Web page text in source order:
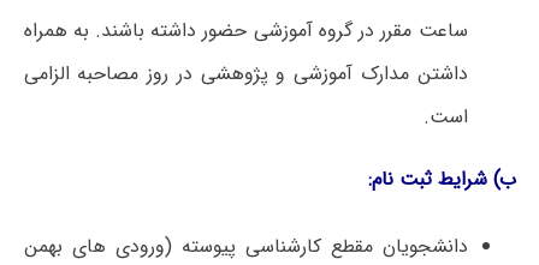
ساعت مقرر در گروه آموزشی حضور داشته باشند. به همراه
داشتن مدارک آموزشی و پژوهشی در روز مصاحبه الزامی
است.
ب) شرایط ثبت نام:
دانشجویان مقطع کارشناسی پیوسته (ورودی های بهمن